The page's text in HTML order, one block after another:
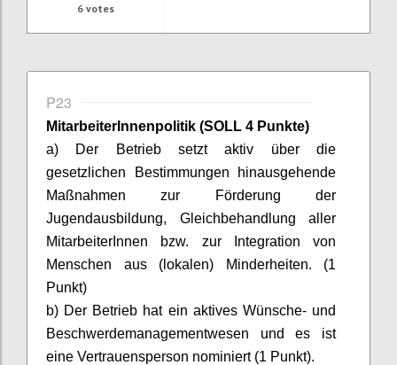
6 votes
P23
MitarbeiterInnenpolitik (SOLL 4 Punkte)
a) Der Betrieb setzt aktiv über die
gesetzlichen Bestimmungen hinausgehende
Maßnahmen zur Förderung der
Jugendausbildung, Gleichbehandlung aller
MitarbeiterInnen bzw. zur Integration von
Menschen aus (lokalen) Minderheiten. (1
Punkt)
b) Der Betrieb hat ein aktives Wünsche- und
Beschwerdemanagementwesen und es ist
eine Vertrauensperson nominiert (1 Punkt).